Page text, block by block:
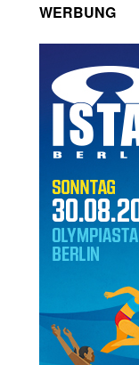
WERBUNG